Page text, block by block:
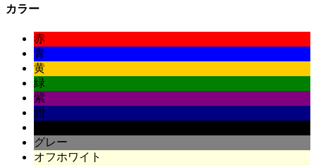
カラー
赤
青
黄
緑
紫
紺
グレー
オフホワイト